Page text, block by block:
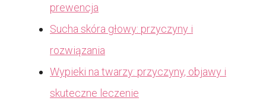
prewencja
Sucha skóra głowy: przyczyny i
rozwiązania
Wypieki na twarzy: przyczyny, objawy i
skuteczne leczenie